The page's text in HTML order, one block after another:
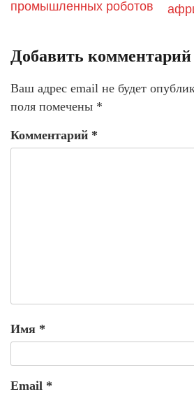
промышленных роботов
Добавить комментарий
Ваш адрес email не будет
поля помечены *
Комментарий *
Имя *
Email *